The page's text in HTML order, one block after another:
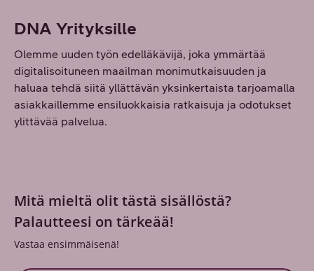
DNA Yrityksille
Olemme uuden työn edelläkävijä, joka ymmärtää
digitalisoituneen maailman monimutkaisuuden ja
haluaa tehdä siitä yllättävän yksinkertaista tarjoamalla
asiakkaillemme ensiluokkaisia ratkaisuja ja odotukset
ylittävää palvelua.
Mitä mieltä olit tästä sisällöstä?
Palautteesi on tärkeää!
Vastaa ensimmäisenä!